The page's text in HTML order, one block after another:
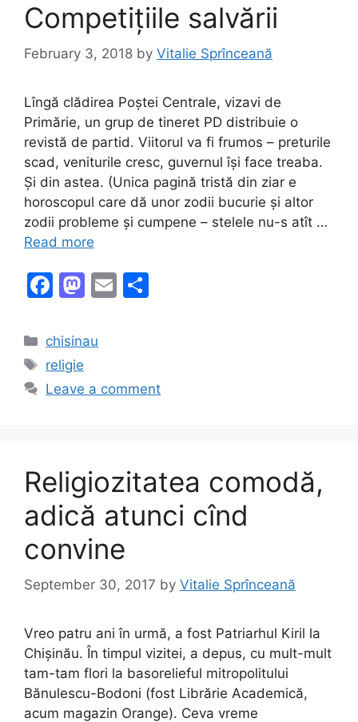
Competițiile salvării
February 3, 2018 by Vitalie Sprînceană
Lîngă clădirea Poștei Centrale, vizavi de
Primărie, un grup de tineret PD distribuie o
revistă de partid. Viitorul va fi frumos – preturile
scad, veniturile cresc, guvernul își face treaba.
Și din astea. (Unica pagină tristă din ziar e
horoscopul care dă unor zodii bucurie și altor
zodii probleme și cumpene – stelele nu-s atît …
Read more
F
c
e
b
k
M
st
d
E
Categories
chisinau
Tags
religie
Leave a comment
Religiozitatea comodă,
adică atunci cînd
convine
September 30, 2017 by Vitalie Sprînceană
Vreo patru ani în urmă, a fost Patriarhul Kiril la
Chișinău. În timpul vizitei, a depus, cu mult-mult
tam-tam flori la basorelieful mitropolitului
Bănulescu-Bodoni (fost Librărie Academică,
acum magazin Orange). Ceva vreme